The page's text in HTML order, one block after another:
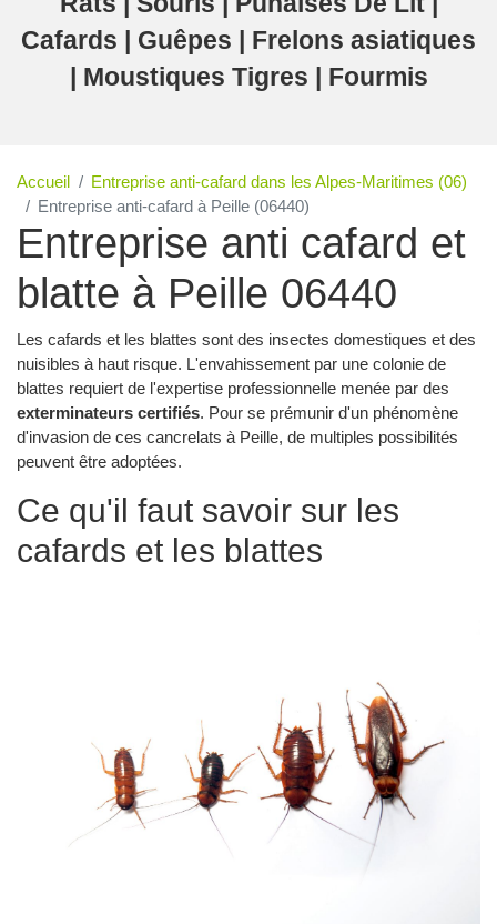
Cafards | Guêpes | Frelons asiatiques
| Moustiques Tigres | Fourmis
Accueil
Entreprise anti-cafard dans les Alpes-Maritimes (06)
Entreprise anti-cafard à Peille (06440)
Entreprise anti cafard et
blatte à Peille 06440
Les cafards et les blattes sont des insectes domestiques et des
nuisibles à haut risque. L'envahissement par une colonie de
blattes requiert de l'expertise professionnelle menée par des
exterminateurs certifiés. Pour se prémunir d'un phénomène
d'invasion de ces cancrelats à Peille, de multiples possibilités
peuvent être adoptées.
Ce qu'il faut savoir sur les
cafards et les blattes